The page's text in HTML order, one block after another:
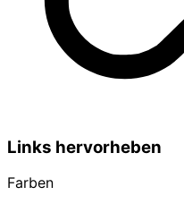
Links hervorheben
Farben